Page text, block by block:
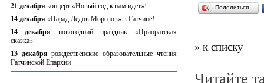
21 декабря концерт «Новый год к нам идет»!
14 декабря «Парад Дедов Морозов» в Гатчине!
14 декабря новогодний праздник «Приоратская
сказка»
13 декабрярождественские образовательные чтения
Гатчинской Епархии
Поделиться…
» к списку
Читайте